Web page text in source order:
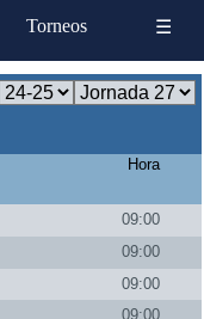
Torneos ☰
Hora
09:00
09:00
09:00
09:00